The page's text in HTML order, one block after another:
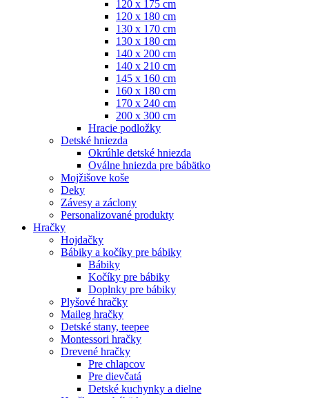
120 x 175 cm
120 x 180 cm
130 x 170 cm
130 x 180 cm
140 x 200 cm
140 x 210 cm
145 x 160 cm
160 x 180 cm
170 x 240 cm
200 x 300 cm
Hracie podložky
Detské hniezda
Okrúhle detské hniezda
Oválne hniezda pre bábätko
Mojžišove koše
Deky
Závesy a záclony
Personalizované produkty
Hračky
Hojdačky
Bábiky a kočíky pre bábiky
Bábiky
Kočíky pre bábiky
Doplnky pre bábiky
Plyšové hračky
Maileg hračky
Detské stany, teepee
Montessori hračky
Drevené hračky
Pre chlapcov
Pre dievčatá
Detské kuchynky a dielne